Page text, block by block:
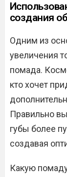
создания
Одним из
увеличения
помада.
кто хочет
Правильно
губы более
создавая
Какую